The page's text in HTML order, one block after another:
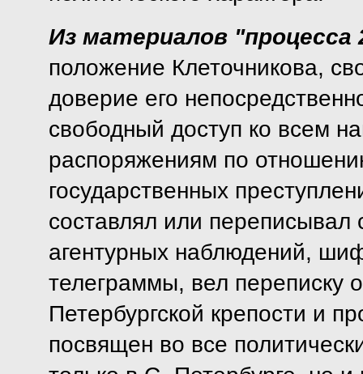
Из материалов "процесса
положение Клеточникова,
доверие его
свободный доступ ко всем
распоряжениям по
государственных
составлял или переписывал
агентурных наблюдений,
телеграммы, вел переписку
Петербургской крепости и
посвящен во все